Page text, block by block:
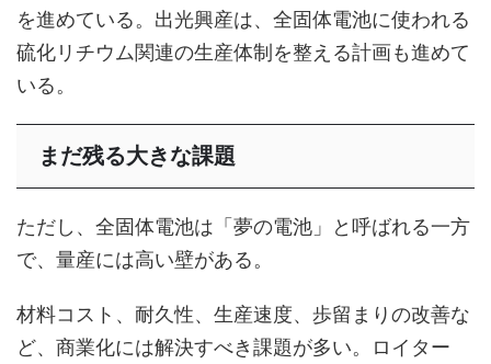
を進めている。出光興産は、全固体電池に使われる
硫化リチウム関連の生産体制を整える計画も進めて
いる。
まだ残る大きな課題
ただし、全固体電池は「夢の電池」と呼ばれる一方
で、量産には高い壁がある。
材料コスト、耐久性、生産速度、歩留まりの改善な
ど、商業化には解決すべき課題が多い。ロイター